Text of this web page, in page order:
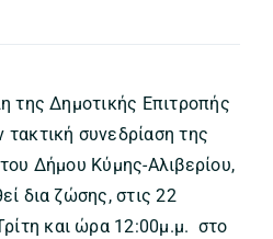
της Δημοτικής Επιτροπής
τακτική συνεδρίαση της
Δήμου Κύμης-Αλιβερίου,
δια ζώσης,στις22
και ώρα 12:00μ.μ. στο